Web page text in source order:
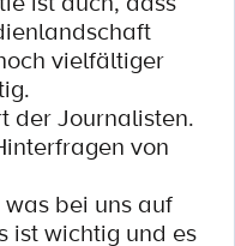
vielfältiger
der Journalisten.
von
bei uns auf
ist wichtig und es